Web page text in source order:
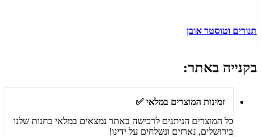
תנורים וטוסטר אובן
בקנייה באתר:
זמינות המוצרים במלאי ✅
כל המוצרים הניתנים לרכישה באתר נמצאים במלאי בחנות שלנו
בירושלים, נארזים ונשלחים על ידינו!